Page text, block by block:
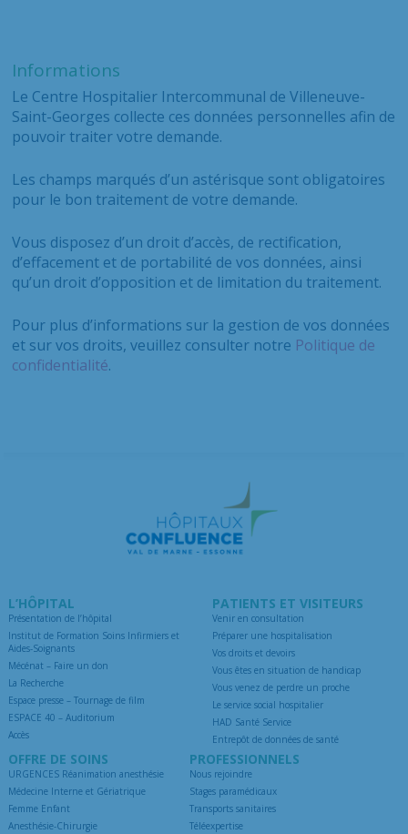
Informations
Le Centre Hospitalier Intercommunal de Villeneuve-
Saint-Georges collecte ces données personnelles afin de
pouvoir traiter votre demande.
Les champs marqués d’un astérisque sont obligatoires
pour le bon traitement de votre demande.
Vous disposez d’un droit d’accès, de rectification,
d’effacement et de portabilité de vos données, ainsi
qu’un droit d’opposition et de limitation du traitement.
Pour plus d’informations sur la gestion de vos données
et sur vos droits, veuillez consulter notre Politique de
confidentialité.
L’HÔPITAL
Présentation de l’hôpital
Institut de Formation Soins Infirmiers et
Aides-Soignants
Mécénat – Faire un don
La Recherche
Espace presse – Tournage de film
ESPACE 40 – Auditorium
Accès
PATIENTS ET VISITEURS
Venir en consultation
Préparer une hospitalisation
Vos droits et devoirs
Vous êtes en situation de handicap
Vous venez de perdre un proche
Le service social hospitalier
HAD Santé Service
Entrepôt de données de santé
OFFRE DE SOINS
URGENCES Réanimation anesthésie
Médecine Interne et Gériatrique
Femme Enfant
Anesthésie-Chirurgie
PROFESSIONNELS
Nous rejoindre
Stages paramédicaux
Transports sanitaires
Téléexpertise